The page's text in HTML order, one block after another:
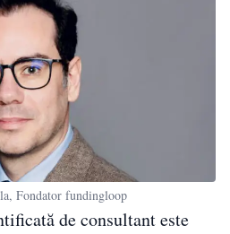
Fondator fundingloop
de consultant este